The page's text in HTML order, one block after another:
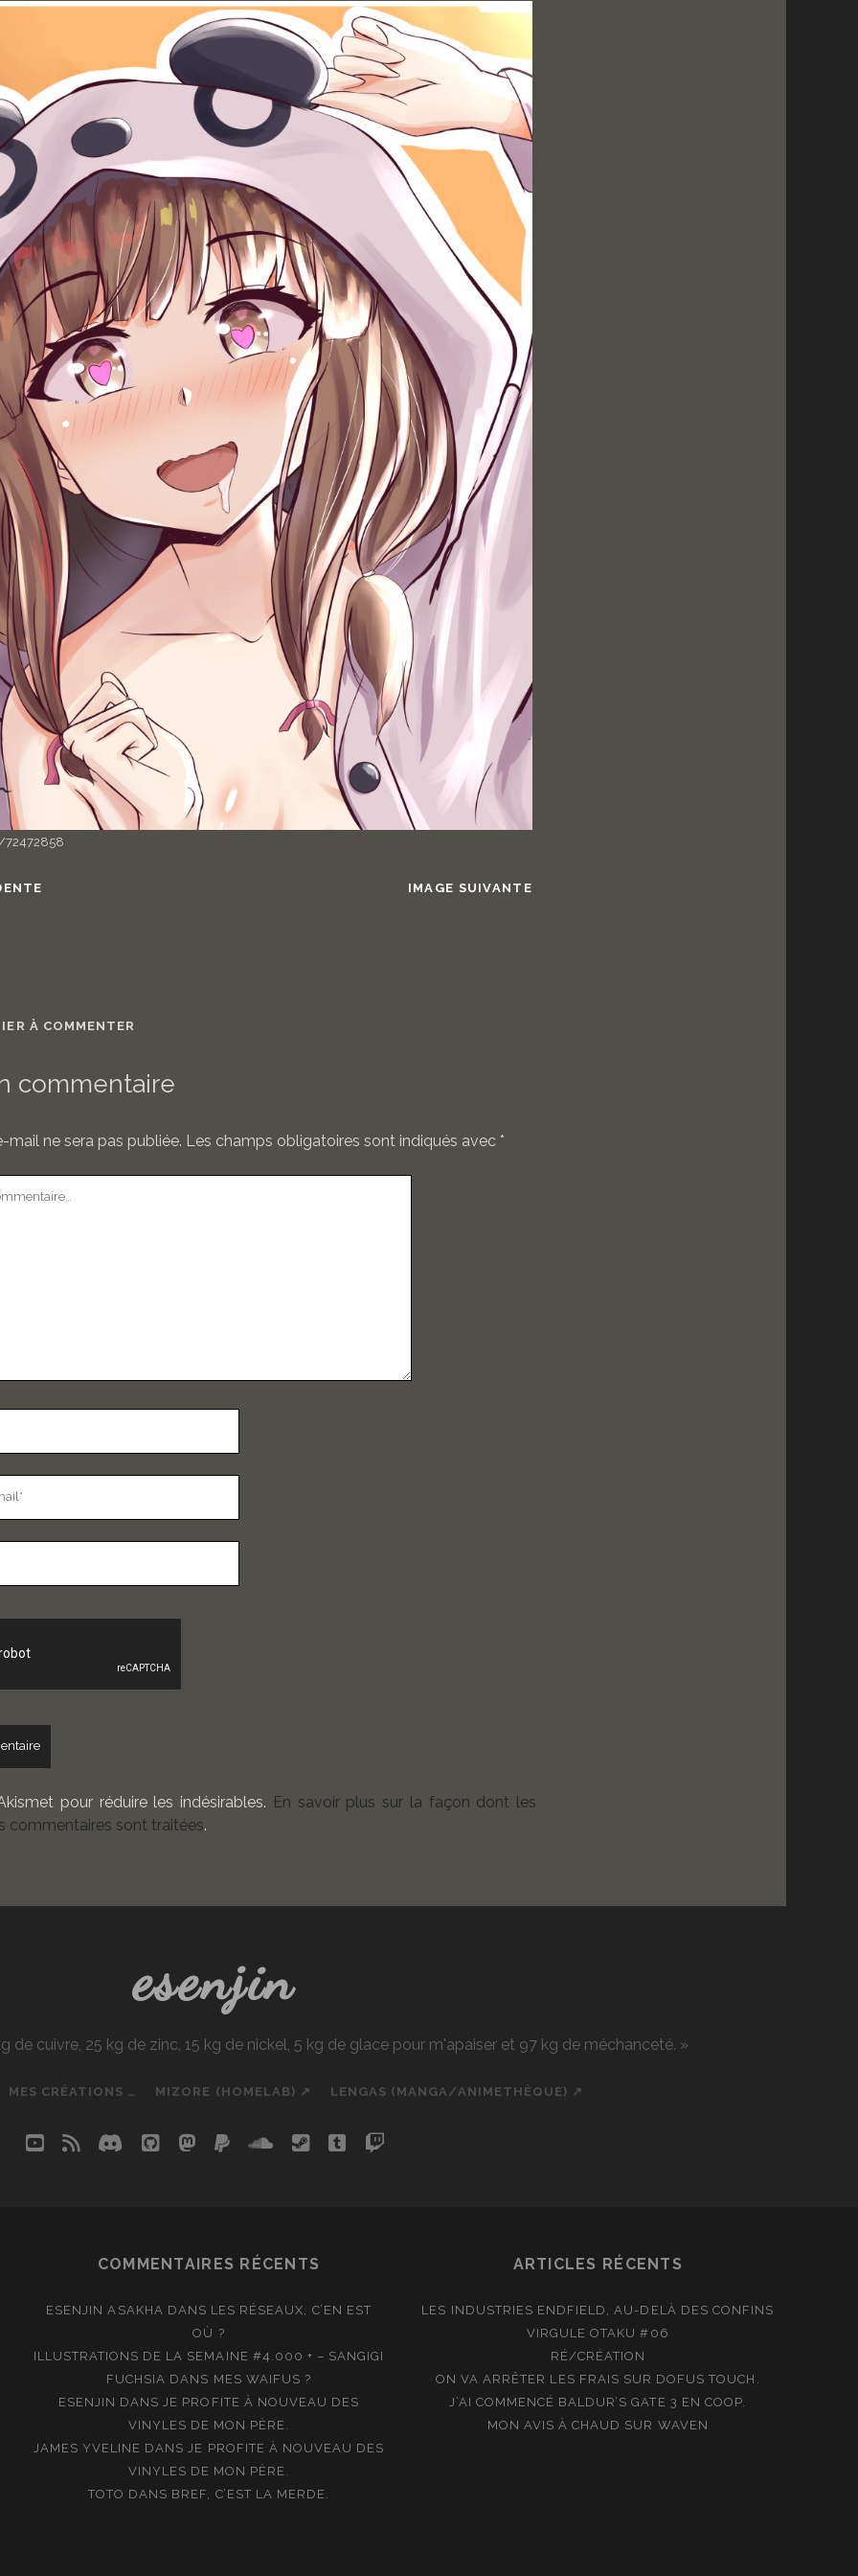
IMAGE SUIVANTE
À COMMENTER
commentaire
mail ne sera pas publiée. Les champs obligatoires sont indiqués avec *
pour réduire les indésirables. En savoir plus sur la façon dont les
commentaires sont traitées.
esenjin
cuivre, 25 kg de zinc, 15 kg de nickel, 5 kg de glace pour m'apaiser et 97 kg de méchanceté. »
MES CRÉATIONS … MIZORE (HOMELAB) ↗ LENGAS (MANGA/ANIMETHÈQUE) ↗
youtube
rss discord
githubmastodon
paypalsoundcloud
steamtumblrtwitch
COMMENTAIRES RÉCENTS
ESENJIN ASAKHA DANS LES RÉSEAUX, C’EN EST
OÙ ?
ILLUSTRATIONS DE LA SEMAINE #4.000 + – SANGIGI
FUCHSIA DANS MES WAIFUS ?
ESENJIN DANS JE PROFITE À NOUVEAU DES
VINYLES DE MON PÈRE.
JAMES YVELINE DANS JE PROFITE À NOUVEAU DES
VINYLES DE MON PÈRE.
TOTO DANS BREF, C’EST LA MERDE.
ARTICLES RÉCENTS
LES INDUSTRIES ENDFIELD, AU-DELÀ DES CONFINS
VIRGULE OTAKU #06
RÉ/CRÉATION
ON VA ARRÊTER LES FRAIS SUR DOFUS TOUCH.
J’AI COMMENCÉ BALDUR’S GATE 3 EN COOP.
MON AVIS À CHAUD SUR WAVEN